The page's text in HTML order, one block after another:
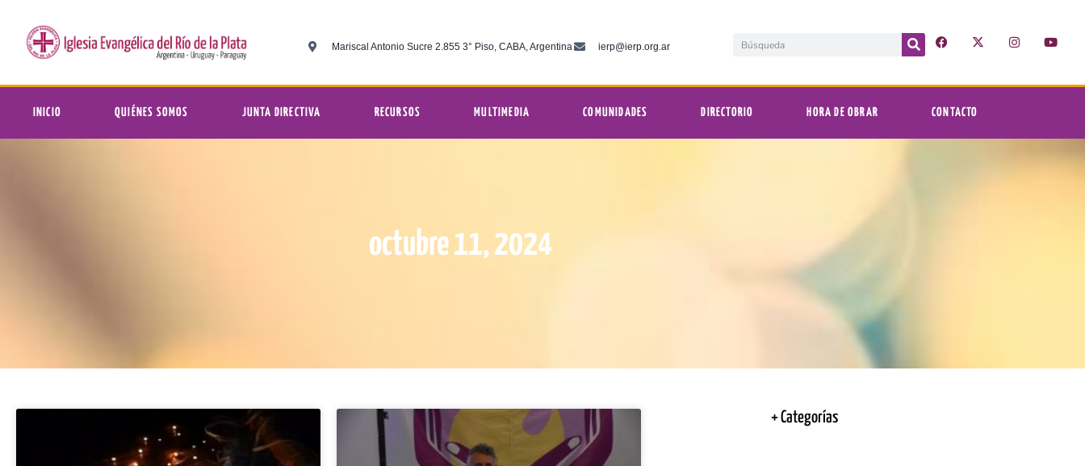
Mariscal Antonio Sucre 2.855 3° Piso, CABA, Argentina ierp@ierp.org.ar
INICIO QUIÉNES SOMOS JUNTA DIRECTIVA RECURSOS MULTIMEDIA COMUNIDADES DIRECTORIO HORA DE OBRAR CONTACTO
octubre 11, 2024
+ Categorías